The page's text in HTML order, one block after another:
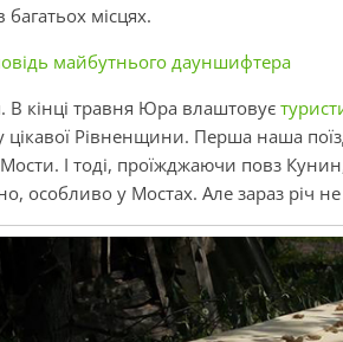
місцях.
майбутнього дауншифтера
В кінці травня Юра влаштовує
цікавої Рівненщини. Перша наша
І тоді, проїжджаючи повз
особливо у Мостах. Але зараз річ